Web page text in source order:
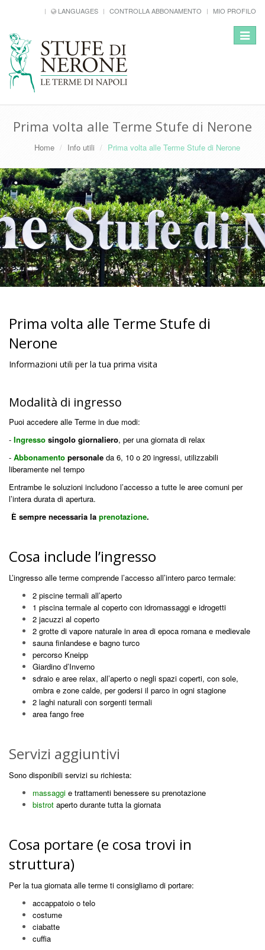
LANGUAGES CONTROLLA ABBONAMENTO MIO PROFILO
Toggle
Prima volta alle Terme Stufe di Nerone
Home Info utili Prima volta alle Terme Stufe di Nerone
Prima volta alle Terme Stufe di
Nerone
Informazioni utili per la tua prima visita
Modalità di ingresso
Puoi accedere alle Terme in due modi:
- Ingresso singolo giornaliero, per una giornata di relax
- Abbonamento personale da 6, 10 o 20 ingressi, utilizzabili
liberamente nel tempo
Entrambe le soluzioni includono l’accesso a tutte le aree comuni per
l’intera durata di apertura.
È sempre necessaria la prenotazione.
Cosa include l’ingresso
L’ingresso alle terme comprende l’accesso all’intero parco termale:
2 piscine termali all’aperto
1 piscina termale al coperto con idromassaggi e idrogetti
2 jacuzzi al coperto
2 grotte di vapore naturale in area di epoca romana e medievale
sauna finlandese e bagno turco
percorso Kneipp
Giardino d’Inverno
sdraio e aree relax, all’aperto o negli spazi coperti, con sole,
ombra e zone calde, per godersi il parco in ogni stagione
2 laghi naturali con sorgenti termali
area fango free
Servizi aggiuntivi
Sono disponibili servizi su richiesta:
massaggi e trattamenti benessere su prenotazione
bistrot aperto durante tutta la giornata
Cosa portare (e cosa trovi in
struttura)
Per la tua giornata alle terme ti consigliamo di portare:
accappatoio o telo
costume
ciabatte
cuffia